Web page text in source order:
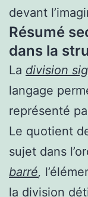
devant
Résumé
dans la
La division
langage
représenté
Le quotient
sujet dans
barré,
la division